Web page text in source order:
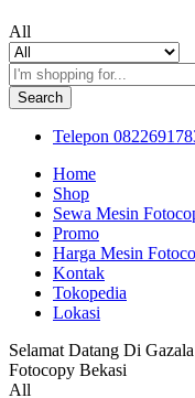
All
Search
Telepon
Home
Shop
Sewa Mesin
Promo
Harga Mesin
Kontak
Tokopedia
Lokasi
Selamat Datang Di
Fotocopy Bekasi
All